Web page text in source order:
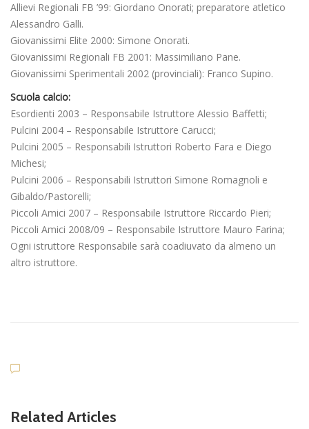
Allievi Regionali FB ’99: Giordano Onorati; preparatore atletico
Alessandro Galli.
Giovanissimi Elite 2000: Simone Onorati.
Giovanissimi Regionali FB 2001: Massimiliano Pane.
Giovanissimi Sperimentali 2002 (provinciali): Franco Supino.
Scuola calcio:
Esordienti 2003 – Responsabile Istruttore Alessio Baffetti;
Pulcini 2004 – Responsabile Istruttore Carucci;
Pulcini 2005 – Responsabili Istruttori Roberto Fara e Diego
Michesi;
Pulcini 2006 – Responsabili Istruttori Simone Romagnoli e
Gibaldo/Pastorelli;
Piccoli Amici 2007 – Responsabile Istruttore Riccardo Pieri;
Piccoli Amici 2008/09 – Responsabile Istruttore Mauro Farina;
Ogni istruttore Responsabile sarà coadiuvato da almeno un
altro istruttore.
Related Articles